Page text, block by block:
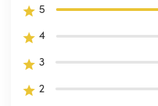
5
4
3
2